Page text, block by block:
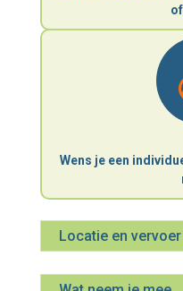
Wens je een
Locatie en vervoer